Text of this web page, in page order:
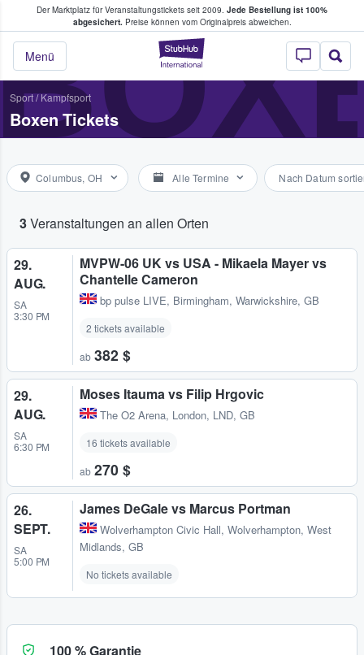
Der Marktplatz für Veranstaltungstickets seit 2009. Jede Bestellung ist 100%
abgesichert.Preise können vom Originalpreis abweichen.
StubHub - Wo
Menü
Tickets kaufen & verkaufen
Sport/Kampfsport
Boxen Tickets
Columbus, OH Alle Termine Nach Datum
3Veranstaltungen an allen Orten
29.
AUG.
SA
3:30 PM
MVPW-06 UK vs USA - Mikaela Mayer vs
Chantelle Cameron
bp pulse LIVE, Birmingham, Warwickshire, GB
2 tickets available
ab 382 $
29.
AUG.
SA
6:30 PM
Moses Itauma vs Filip Hrgovic
The O2 Arena, London, LND, GB
16 tickets available
ab 270 $
26.
SEPT.
SA
5:00 PM
James DeGale vs Marcus Portman
Wolverhampton Civic Hall, Wolverhampton, West
Midlands, GB
No tickets available
100 % Garantie